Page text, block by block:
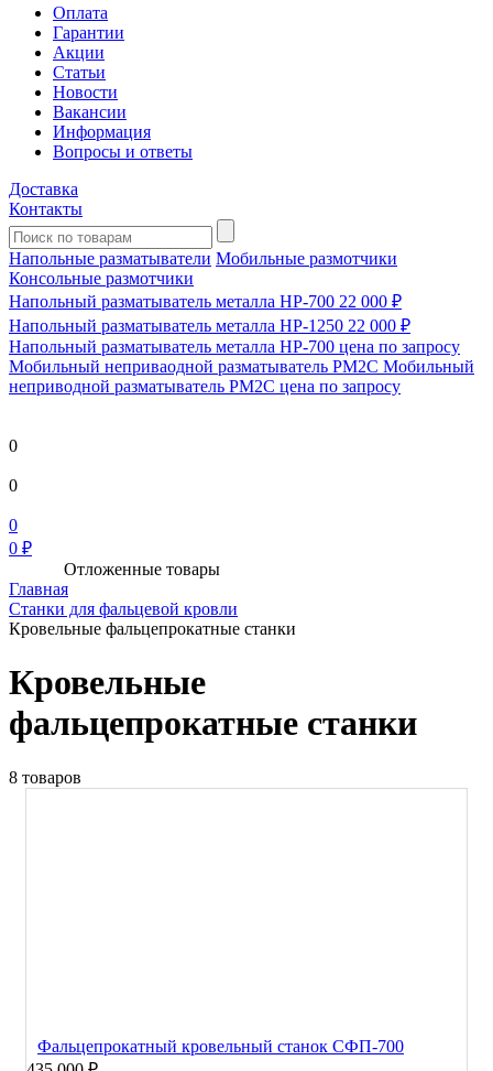
Оплата
Гарантии
Акции
Статьи
Новости
Вакансии
Информация
Вопросы и ответы
Доставка
Контакты
Напольные разматыватели Мобильные размотчики
Консольные размотчики
Напольный разматыватель металла HP-700 22 000 ₽
Напольный разматыватель металла HP-1250 22 000 ₽
Напольный разматыватель металла HP-700 цена по запросу
Мобильный непривaодной разматыватель РМ2С Мобильный
неприводной разматыватель РМ2С цена по запросу
0
0
0
0 ₽
Отложенные товары
Главная
Станки для фальцевой кровли
Кровельные фальцепрокатные станки
Кровельные
фальцепрокатные станки
8 товаров
Фальцепрокатный кровельный станок СФП-700